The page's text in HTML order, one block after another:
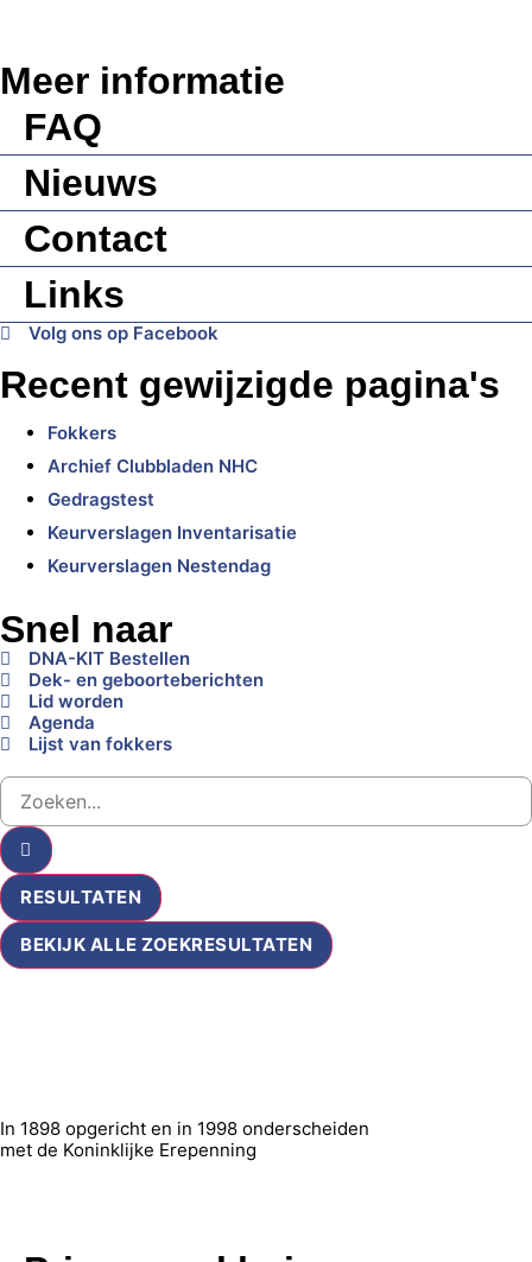
Meer informatie
FAQ
Nieuws
Contact
Links
Volg ons op Facebook
Recent gewijzigde pagina's
Fokkers
Archief Clubbladen NHC
Gedragstest
Keurverslagen Inventarisatie
Keurverslagen Nestendag
Snel naar
DNA-KIT Bestellen
Dek- en geboorteberichten
Lid worden
Agenda
Lijst van fokkers
RESULTATEN
BEKIJK ALLE ZOEKRESULTATEN
In 1898 opgericht en in 1998 onderscheiden
met de Koninklijke Erepenning